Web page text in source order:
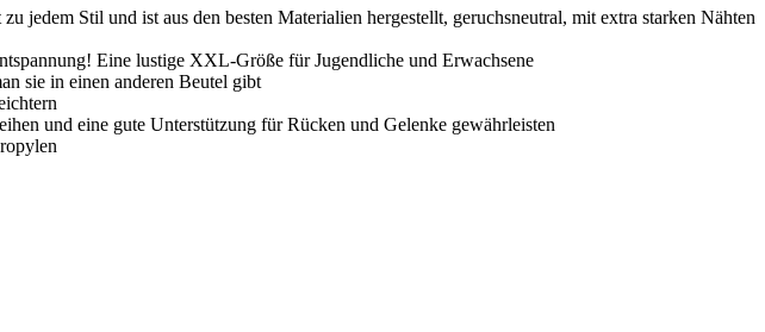
jedem Stil und ist aus den besten Materialien hergestellt, geruchsneutral, mit extra starken Nähten
Eine lustige XXL-Größe für Jugendliche und Erwachsene
sie in einen anderen Beutel gibt
und eine gute Unterstützung für Rücken und Gelenke gewährleisten